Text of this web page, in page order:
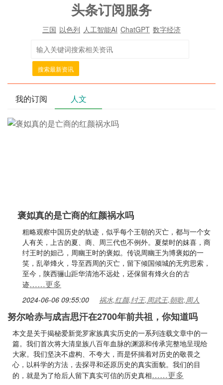
头条订阅服务
三国 以色列 人工智能AI ChatGPT 数字经济
搜索最新资讯
我的订阅 人文
褒姒真的是亡商的红颜祸水吗
粗略观察中国历史的轨迹，似乎每个王朝的灭亡，都与一个女
人有关，上古的夏、商、周三代也不例外。夏桀时的妺喜，商
纣王时的妲己，周幽王时的褒姒。传说周幽王为博褒姒的一
笑，乱举烽火，导至西周的灭亡，留下倾国倾城的无穷思索，
至今，陕西骊山距华清池不远处，还保留有烽火台的古
迹……更多
2024-06-06 09:55:00 祸水,红颜,纣王,周武王,朝歌,周人
努尔哈赤与成吉思汗在2700年前共祖，你知道吗
本文是关于揭秘爱新觉罗家族真实历史的一系列连载文章中的一
篇。我们首次将大清皇族八百年血脉的渊源和传承完整地呈现给
大家。我们坚决不虚构、不夸大，而是怀揣着对历史的敬畏之
心，以科学的方法，去探寻和还原历史的真实面貌。我们的目
的，就是为了给后人留下真实可信的历史真相……更多